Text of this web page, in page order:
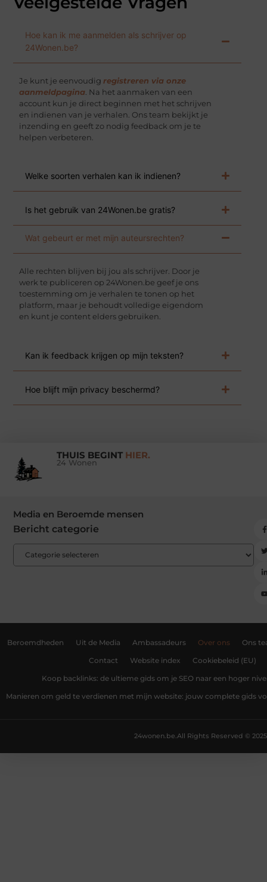
Hoe kan ik me aanmelden als schrijver op
24Wonen.be?
Je kunt je eenvoudig registreren via onze
aanmeldpagina . Na het aanmaken van een
account kun je direct beginnen met het schrijven
en indienen van je verhalen. Ons team bekijkt je
inzending en geeft zo nodig feedback om je te
helpen verbeteren.
Welke soorten verhalen kan ik indienen?
Is het gebruik van 24Wonen.be gratis?
Wat gebeurt er met mijn auteursrechten?
Alle rechten blijven bij jou als schrijver. Door je
werk te publiceren op 24Wonen.be geef je ons
toestemming om je verhalen te tonen op het
platform, maar je behoudt volledige eigendom
en kunt je content elders gebruiken.
Kan ik feedback krijgen op mijn teksten?
Hoe blijft mijn privacy beschermd?
THUIS BEGINT HIER.
24 Wonen
Media en Beroemde mensen
Bericht categorie
Beroemdheden Uit de Media Ambassadeurs Over ons Ons
Contact Website index Cookiebeleid (EU)
Koop backlinks: de ultieme gids om je SEO naar een hoger
Manieren om geld te verdienen met mijn website: jouw complete gids
All Rights Reserved © 2025
24wonen.be.